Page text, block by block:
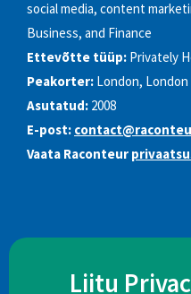
social media, content
Business, and Finance
Ettevõtte tüüp: Privately
Peakorter: London, London
Asutatud: 2008
E-post:
Vaata Raconteur
Liitu